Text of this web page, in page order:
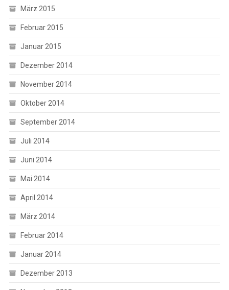
März 2015
Februar 2015
Januar 2015
Dezember 2014
November 2014
Oktober 2014
September 2014
Juli 2014
Juni 2014
Mai 2014
April 2014
März 2014
Februar 2014
Januar 2014
Dezember 2013